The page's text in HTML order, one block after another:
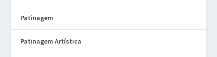
Patinagem
Patinagem Artística